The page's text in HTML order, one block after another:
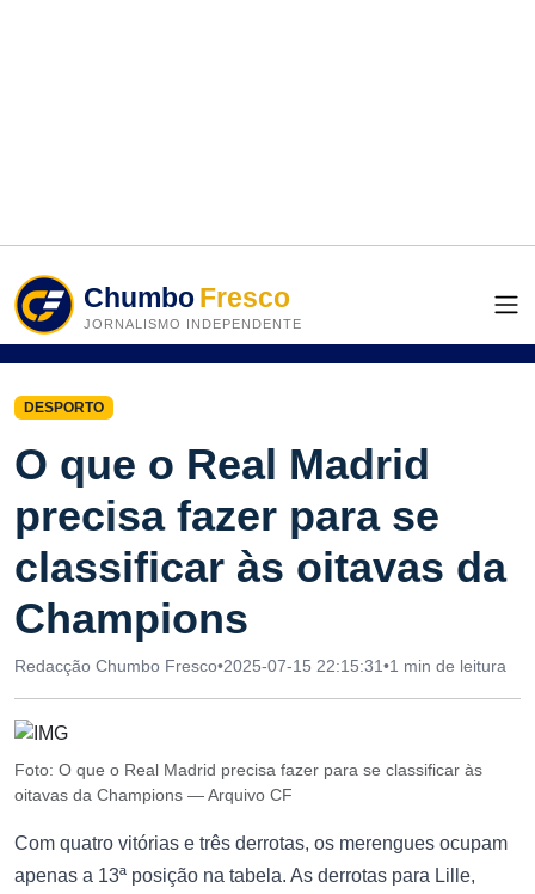
ChumboFresco
JORNALISMO INDEPENDENTE
DESPORTO
O que o Real Madrid
precisa fazer para se
classificar às oitavas da
Champions
Redacção Chumbo Fresco•2025-07-15 22:15:31•1 min de leitura
Foto: O que o Real Madrid precisa fazer para se classificar às
oitavas da Champions — Arquivo CF
Com quatro vitórias e três derrotas, os merengues ocupam
apenas a 13ª posição na tabela. As derrotas para Lille,